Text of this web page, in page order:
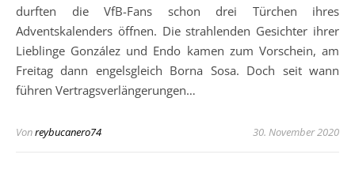
durften die VfB-Fans schon drei Türchen ihres
Adventskalenders öffnen. Die strahlenden Gesichter ihrer
Lieblinge González und Endo kamen zum Vorschein, am
Freitag dann engelsgleich Borna Sosa. Doch seit wann
führen Vertragsverlängerungen…
Vonreybucanero74 30. November 2020